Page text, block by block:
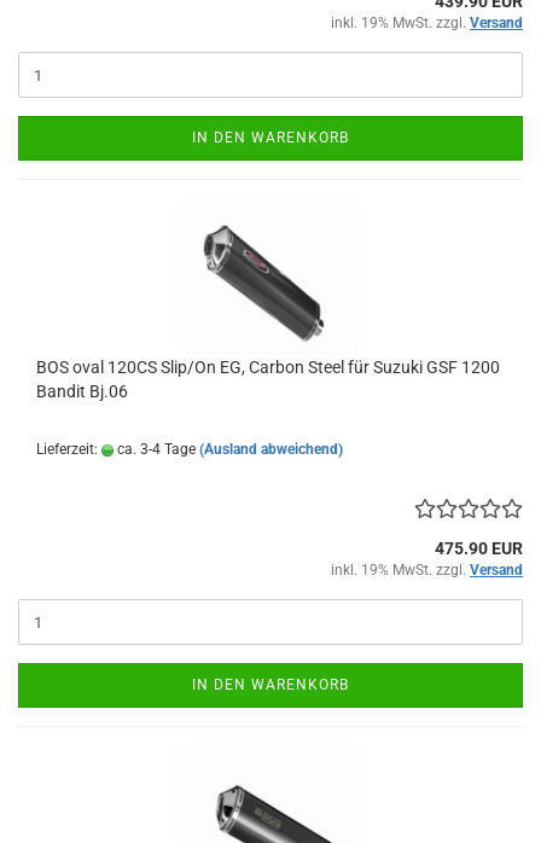
inkl. 19% MwSt. zzgl. Versand
IN DEN WARENKORB
BOS oval 120CS Slip/On EG, Carbon Steel für Suzuki GSF 1200
Bandit Bj.06
Lieferzeit: ca. 3-4 Tage (Ausland abweichend)
475.90 EUR
inkl. 19% MwSt. zzgl. Versand
IN DEN WARENKORB